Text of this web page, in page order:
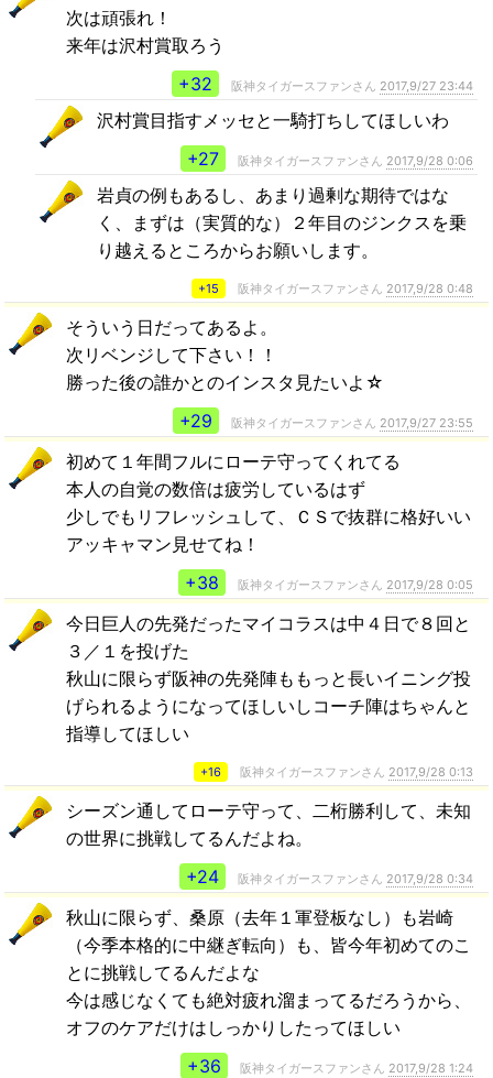
次は頑張れ！
来年は沢村賞取ろう
+32
阪神タイガースファンさん 2017,9/27 23:44
沢村賞目指すメッセと一騎打ちしてほしいわ
+27
阪神タイガースファンさん 2017,9/28 0:06
岩貞の例もあるし、あまり過剰な期待ではな
く、まずは（実質的な）２年目のジンクスを乗
り越えるところからお願いします。
+15 阪神タイガースファンさん 2017,9/28 0:48
そういう日だってあるよ。
次リベンジして下さい！！
勝った後の誰かとのインスタ見たいよ☆
+29
阪神タイガースファンさん 2017,9/27 23:55
初めて１年間フルにローテ守ってくれてる
本人の自覚の数倍は疲労しているはず
少しでもリフレッシュして、ＣＳで抜群に格好いい
アッキャマン見せてね！
+38
阪神タイガースファンさん 2017,9/28 0:05
今日巨人の先発だったマイコラスは中４日で８回と
３／１を投げた
秋山に限らず阪神の先発陣ももっと長いイニング投
げられるようになってほしいしコーチ陣はちゃんと
指導してほしい
+16 阪神タイガースファンさん 2017,9/28 0:13
シーズン通してローテ守って、二桁勝利して、未知
の世界に挑戦してるんだよね。
+24
阪神タイガースファンさん 2017,9/28 0:34
秋山に限らず、桑原（去年１軍登板なし）も岩崎
（今季本格的に中継ぎ転向）も、皆今年初めてのこ
とに挑戦してるんだよな
今は感じなくても絶対疲れ溜まってるだろうから、
オフのケアだけはしっかりしたってほしい
+36
阪神タイガースファンさん 2017,9/28 1:24